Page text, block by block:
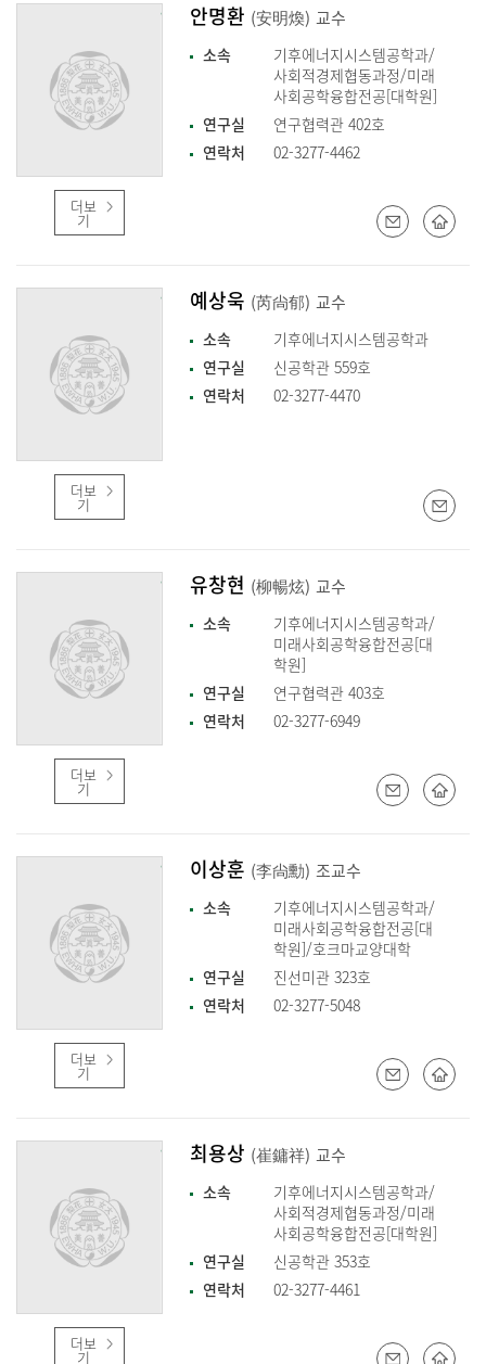
더보
기
안명환 (安明煥) 교수
소속
기후에너지시스템공학과/
사회적경제협동과정/미래
사회공학융합전공[대학원]
연구실
연구협력관 402호
연락처
02-3277-4462
더보
기
예상욱 (芮尙郁) 교수
소속
기후에너지시스템공학과
연구실
신공학관 559호
연락처
02-3277-4470
더보
기
유창현 (柳暢炫) 교수
소속
기후에너지시스템공학과/
미래사회공학융합전공[대
학원]
연구실
연구협력관 403호
연락처
02-3277-6949
더보
기
이상훈 (李尙勳) 조교수
소속
기후에너지시스템공학과/
미래사회공학융합전공[대
학원]/호크마교양대학
연구실
진선미관 323호
연락처
02-3277-5048
더보
기
최용상 (崔鏞祥) 교수
소속
기후에너지시스템공학과/
사회적경제협동과정/미래
사회공학융합전공[대학원]
연구실
신공학관 353호
연락처
02-3277-4461